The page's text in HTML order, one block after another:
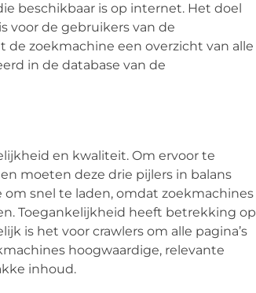
beschikbaar is op internet. Het doel
voor de gebruikers van de
de zoekmachine een overzicht van alle
in de database van de
en kwaliteit. Om ervoor te
moeten deze drie pijlers in balans
snel te laden, omdat zoekmachines
Toegankelijkheid heeft betrekking op
is het voor crawlers om alle pagina’s
hoogwaardige, relevante
inhoud.